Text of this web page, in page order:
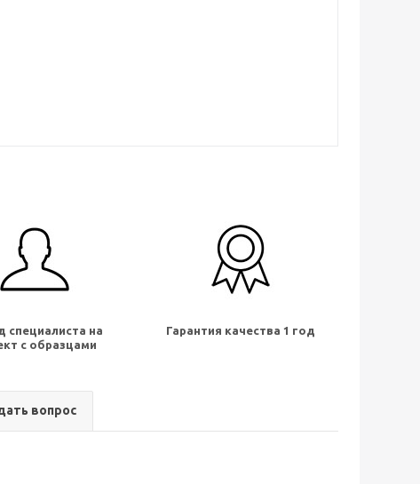
специалиста на
с образцами
Гарантия качества 1 год
вопрос